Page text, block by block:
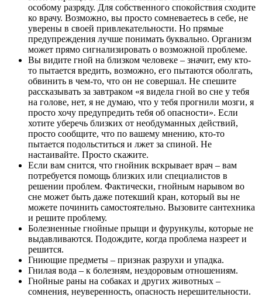
особому разряду. Для собственного спокойствия сходите
ко врачу. Возможно, вы просто сомневаетесь в себе, не
уверены в своей привлекательности. Но прямые
предупреждения лучше понимать буквально. Организм
может прямо сигнализировать о возможной проблеме.
Вы видите гной на близком человеке – значит, ему кто-
то пытается вредить, возможно, его пытаются оболгать,
обвинить в чем-то, что он не совершал. Не спешите
рассказывать за завтраком «я видела гной во сне у тебя
на голове, нет, я не думаю, что у тебя прогнили мозги, я
просто хочу предупредить тебя об опасности». Если
хотите уберечь близких от необдуманных действий,
просто сообщите, что по вашему мнению, кто-то
пытается подольститься и лжет за спиной. Не
настаивайте. Просто скажите.
Если вам снится, что гнойник вскрывает врач – вам
потребуется помощь близких или специалистов в
решении проблем. Фактически, гнойным нарывом во
сне может быть даже потекший кран, который вы не
можете починить самостоятельно. Вызовите сантехника
и решите проблему.
Болезненные гнойные прыщи и фурункулы, которые не
выдавливаются. Подождите, когда проблема назреет и
решится.
Гниющие предметы – признак разрухи и упадка.
Гнилая вода – к болезням, нездоровым отношениям.
Гнойные раны на собаках и других животных –
сомнения, неуверенность, опасность нерешительности.